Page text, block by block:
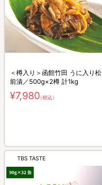
＜樽入り＞函館竹田 うに入り松
前漬／500g×2樽 計1kg
¥7,980（税込）
TBS TASTE